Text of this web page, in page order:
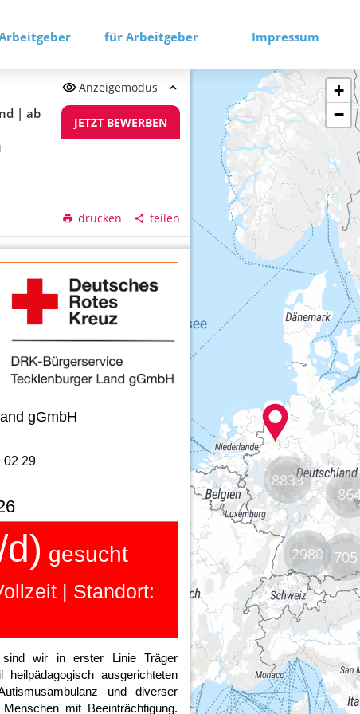
für Arbeitgeber Impressum
Anzeigemodus
| ab
JETZT BEWERBEN
drucken teilen
8833
2980 705
+
−